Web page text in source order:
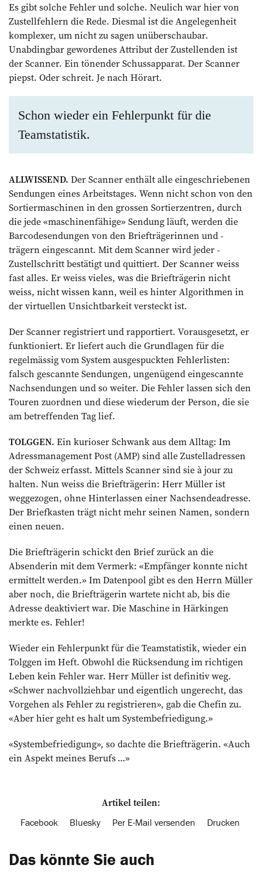
Es gibt solche Fehler und solche. Neulich war hier von
Zustellfehlern die Rede. Diesmal ist die Angelegenheit
komplexer, um nicht zu sagen unüberschaubar.
Unabdingbar gewordenes Attribut der Zustellenden ist
der Scanner. Ein tönender Schuss­apparat. Der Scanner
piepst. Oder schreit. Je nach Hörart.
Schon wieder ein Fehlerpunkt für die
Teamstatistik.
ALLWISSEND. Der Scanner enthält alle eingeschriebenen
Sendungen eines Arbeitstages. Wenn nicht schon von den
Sortiermaschinen in den grossen Sortierzentren, durch
die jede «maschinenfähige» Sendung läuft, werden die
Barcodesendungen von den Briefträgerinnen und -
trägern eingescannt. Mit dem Scanner wird jeder ­
Zustellschritt bestätigt und quittiert. Der Scanner weiss
fast ­alles. Er weiss vieles, was die Briefträgerin nicht
weiss, nicht wissen kann, weil es hinter Algorithmen in
der virtuellen Unsichtbarkeit versteckt ist.
Der Scanner registriert und rapportiert. Vorausgesetzt, er
funktioniert. Er liefert auch die Grundlagen für die
regelmässig vom System ausgespuckten Fehlerlisten:
falsch gescannte Sendungen, ungenügend eingescannte
Nachsendungen und so weiter. Die Fehler lassen sich den
Touren zuordnen und diese wiederum der Person, die sie
am betreffenden Tag lief.
TOLGGEN. Ein kurioser Schwank aus dem Alltag: Im
Adressmanagement Post (AMP) sind alle Zustelladressen
der Schweiz erfasst. Mittels Scanner sind sie à jour zu
halten. Nun weiss die Briefträgerin: Herr Müller ist
weggezogen, ohne Hinterlassen einer Nachsendeadresse.
Der Briefkasten trägt nicht mehr seinen Namen, sondern
einen neuen.
Die Briefträgerin schickt den Brief zurück an die
Absenderin mit dem Vermerk: «Empfänger konnte nicht
ermittelt werden.» Im Datenpool gibt es den Herrn Müller
aber noch, die Briefträgerin wartete nicht ab, bis die
Adresse deaktiviert war. Die Maschine in Härkingen
merkte es. Fehler!
Wieder ein Fehlerpunkt für die Teamstatistik, wieder ein
Tolggen im Heft. Obwohl die Rücksendung im richtigen
Leben kein Fehler war. Herr Müller ist definitiv weg.
«Schwer nachvollziehbar und eigentlich ungerecht, das
Vorgehen als Fehler zu registrieren», gab die Chefin zu.
«Aber hier geht es halt um Systembefriedigung.»
«Systembefriedigung», so dachte die Briefträgerin. «Auch
ein Aspekt meines Berufs …»
Artikel teilen:
Facebook Bluesky Per E-Mail versenden Drucken
Das könnte Sie auch